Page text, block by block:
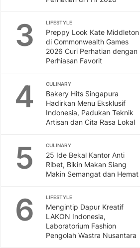
3 LIFESTYLE
Preppy Look Kate Middleton
di Commonwealth Games
2026 Curi Perhatian dengan
Perhiasan Favorit
4 CULINARY
Bakery Hits Singapura
Hadirkan Menu Eksklusif
Indonesia, Padukan Teknik
Artisan dan Cita Rasa Lokal
5 CULINARY
25 Ide Bekal Kantor Anti
Ribet, Bikin Makan Siang
Makin Semangat dan Hemat
6 LIFESTYLE
Mengintip Dapur Kreatif
LAKON Indonesia,
Laboratorium Fashion
Pengolah Wastra Nusantara